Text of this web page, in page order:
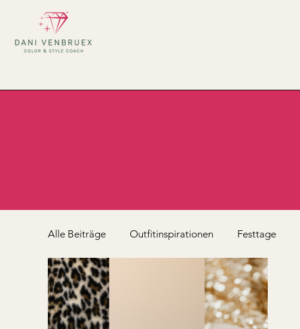
Alle Beiträge Outfitinspirationen Festtage
Reisen